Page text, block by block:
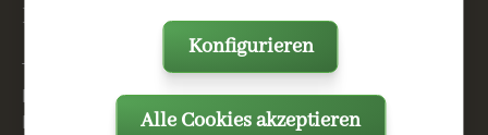
Kontakt
T
+49 2623 887 0
F
+49 2623 887 149
E
info@spang.de
Konfigurieren
Alle Cookies akzeptieren